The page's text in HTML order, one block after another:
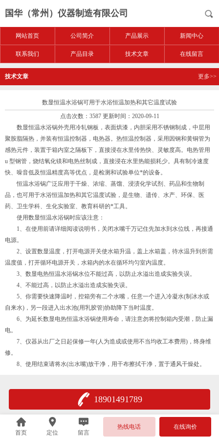
国华（常州）仪器制造有限公司
网站首页 公司简介 产品展示 新闻中心
联系我们 产品目录 技术文章 在线留言
技术文章 更多>>
数显恒温水浴锅可用于水浴恒温加热和其它温度试验
点击次数：3587 更新时间：2020-09-11
数显恒温水浴锅外壳用冷轧钢板，表面烘漆，内胆采用不锈钢制成，中层用
聚胺脂隔热，并装有恒温控制器，电热器。热恒温控制器，采用因钢和黄铜管为
感热元件，装置于箱内室之隔板下，直接浸在水里传热快、灵敏度高。电热管用
u 型钢管，烧结氧化镁和电热丝制成，直接浸在水里热能损耗少。具有制冷速度
快、噪音低及恒温精度高等优点，是检测和试验单位*的设备。
恒温水浴锅广泛应用于干燥、浓缩、蒸馏、浸渍化学试剂、药品和生物制
品，也可用于水浴恒温加热和其它温度试验，是生物、遗传、水产、环保、医
药、卫生学科、生化实验室、教育科研的*工具。
使用数显恒温水浴锅时应该注意：
1、在使用前请详细阅读说明书，关闭水嘴千万记住先加水到水位线，再接通
电源。
2、设置数显温度，打开电源开关使水箱升温，盖上水箱盖，待水温升到所需
温度值，打开循环电源开关，水箱内的水在循环均匀室内温度。
3、数显电热恒温水浴锅水位不能过高，以防止水溢出造成实验失误。
4、不能过高，以防止水溢出造成实验失误。
5、你需要快速降温时，控箱旁有二个水嘴，任意一个进入冷凝水(制冰水或
自来水)，另一段进入出水池(用乳胶管)协助降下当时温度。
6、为延长数显电热恒温水浴锅使用寿命，请注意勿将控制箱内受潮，防止漏
电。
7、仪器从出厂之日起保修一年(人为造成或使用不当均收工本费用)，终身维
修。
8、使用结束请将水(出水嘴)放干净，用干布擦拭干净，置于通风干燥处。
18901491789
首页 定位 留言
热线电话 在线询价